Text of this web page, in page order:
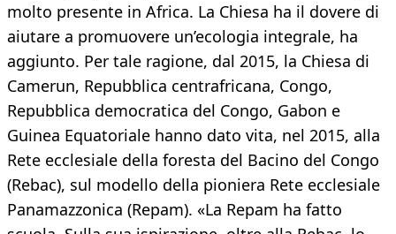
molto presente in Africa. La Chiesa ha il dovere di
aiutare a promuovere un’ecologia integrale, ha
aggiunto. Per tale ragione, dal 2015, la Chiesa di
Camerun, Repubblica centrafricana, Congo,
Repubblica democratica del Congo, Gabon e
Guinea Equatoriale hanno dato vita, nel 2015, alla
Rete ecclesiale della foresta del Bacino del Congo
(Rebac), sul modello della pioniera Rete ecclesiale
Panamazzonica (Repam). «La Repam ha fatto